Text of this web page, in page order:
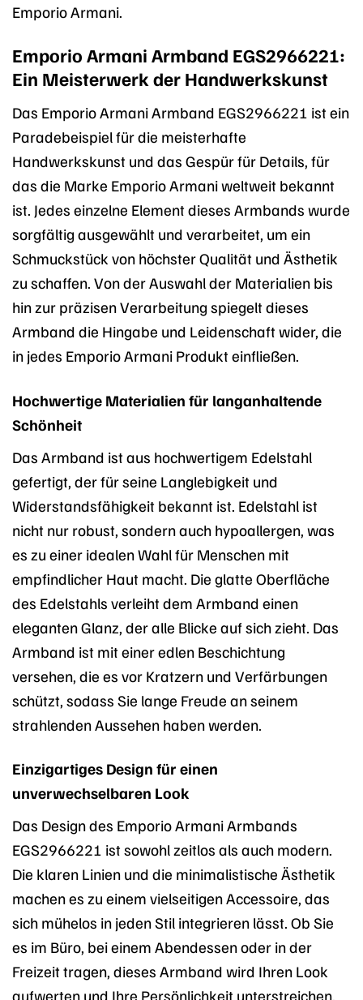
Emporio Armani.
Emporio Armani Armband EGS2966221:
Ein Meisterwerk der Handwerkskunst
Das Emporio Armani Armband EGS2966221 ist ein
Paradebeispiel für die meisterhafte
Handwerkskunst und das Gespür für Details, für
das die Marke Emporio Armani weltweit bekannt
ist. Jedes einzelne Element dieses Armbands wurde
sorgfältig ausgewählt und verarbeitet, um ein
Schmuckstück von höchster Qualität und Ästhetik
zu schaffen. Von der Auswahl der Materialien bis
hin zur präzisen Verarbeitung spiegelt dieses
Armband die Hingabe und Leidenschaft wider, die
in jedes Emporio Armani Produkt einfließen.
Hochwertige Materialien für langanhaltende
Schönheit
Das Armband ist aus hochwertigem Edelstahl
gefertigt, der für seine Langlebigkeit und
Widerstandsfähigkeit bekannt ist. Edelstahl ist
nicht nur robust, sondern auch hypoallergen, was
es zu einer idealen Wahl für Menschen mit
empfindlicher Haut macht. Die glatte Oberfläche
des Edelstahls verleiht dem Armband einen
eleganten Glanz, der alle Blicke auf sich zieht. Das
Armband ist mit einer edlen Beschichtung
versehen, die es vor Kratzern und Verfärbungen
schützt, sodass Sie lange Freude an seinem
strahlenden Aussehen haben werden.
Einzigartiges Design für einen
unverwechselbaren Look
Das Design des Emporio Armani Armbands
EGS2966221 ist sowohl zeitlos als auch modern.
Die klaren Linien und die minimalistische Ästhetik
machen es zu einem vielseitigen Accessoire, das
sich mühelos in jeden Stil integrieren lässt. Ob Sie
es im Büro, bei einem Abendessen oder in der
Freizeit tragen, dieses Armband wird Ihren Look
aufwerten und Ihre Persönlichkeit unterstreichen.